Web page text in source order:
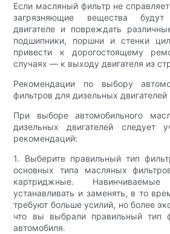
Если масляный фильтр не
загрязняющие вещества
двигателе и повреждать
подшипники, поршни и стенки
привести к дорогостоящему
случаях — к выходу двигателя из
Рекомендации по выбору
фильтров для дизельных двигателей
При выборе автомобильного
дизельных двигателей следует
рекомендаций:
1. Выберите правильный тип
основных типа масляных
картриджные.
устанавливать и заменять, в то
требуют больше усилий, но более
что вы выбрали правильный тип
автомобиля.